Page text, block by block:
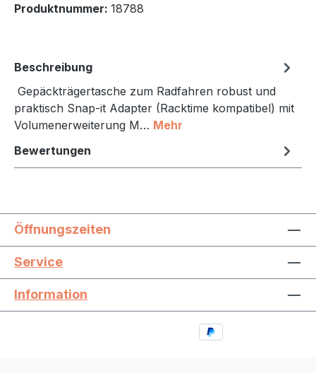
Produktnummer: 18788
Beschreibung
Gepäckträgertasche zum Radfahren robust und
praktisch Snap-it Adapter (Racktime kompatibel) mit
Volumenerweiterung M… Mehr
Bewertungen
Öffnungszeiten
Service
Information